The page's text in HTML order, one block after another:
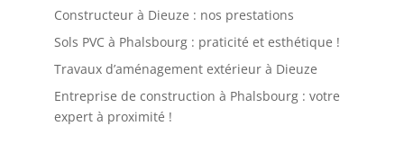
Constructeur à Dieuze : nos prestations
Sols PVC à Phalsbourg : praticité et esthétique !
Travaux d’aménagement extérieur à Dieuze
Entreprise de construction à Phalsbourg : votre
expert à proximité !